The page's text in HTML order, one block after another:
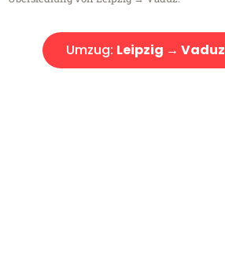
Umzug: Leipzig → Vaduz